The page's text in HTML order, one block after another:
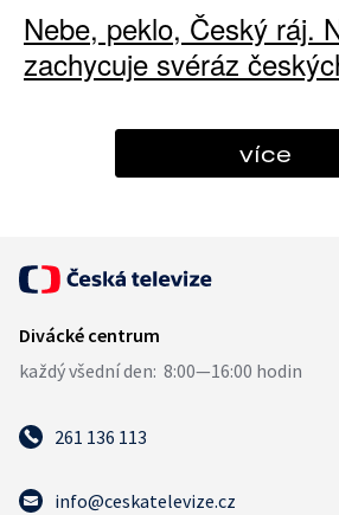
Nebe, peklo, Český ráj.
zachycuje svéráz
více
261 136 113
info@ceskatelevize.cz